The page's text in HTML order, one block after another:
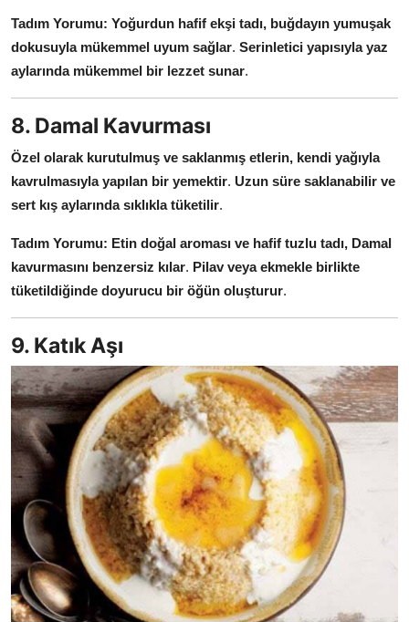
Tadım Yorumu: Yoğurdun hafif ekşi tadı, buğdayın yumuşak
dokusuyla mükemmel uyum sağlar. Serinletici yapısıyla yaz
aylarında mükemmel bir lezzet sunar.
8. Damal Kavurması
Özel olarak kurutulmuş ve saklanmış etlerin, kendi yağıyla
kavrulmasıyla yapılan bir yemektir. Uzun süre saklanabilir ve
sert kış aylarında sıklıkla tüketilir.
Tadım Yorumu: Etin doğal aroması ve hafif tuzlu tadı, Damal
kavurmasını benzersiz kılar. Pilav veya ekmekle birlikte
tüketildiğinde doyurucu bir öğün oluşturur.
9. Katık Aşı